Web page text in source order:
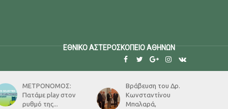
ΕΘΝΙΚΟ ΑΣΤΕΡΟΣΚΟΠΕΙΟ ΑΘΗΝΩΝ
Βράβευση του Δρ.
Κωνσταντίνου
Μπαλαρά,
Συμμετοχή
ερευνητών του
ΙΕΠΒΑ στο